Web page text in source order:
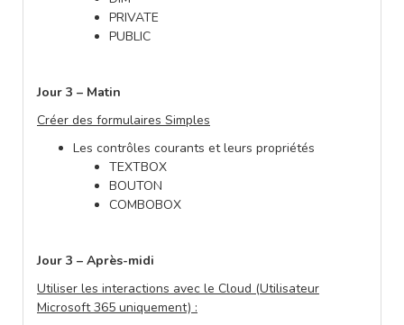
PRIVATE
PUBLIC
Jour 3 – Matin
Créer des formulaires Simples
Les contrôles courants et leurs propriétés
TEXTBOX
BOUTON
COMBOBOX
Jour 3 – Après-midi
Utiliser les interactions avec le Cloud (Utilisateur
Microsoft 365 uniquement) :